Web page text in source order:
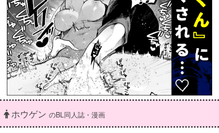
ホウゲン のBL同人誌・漫画